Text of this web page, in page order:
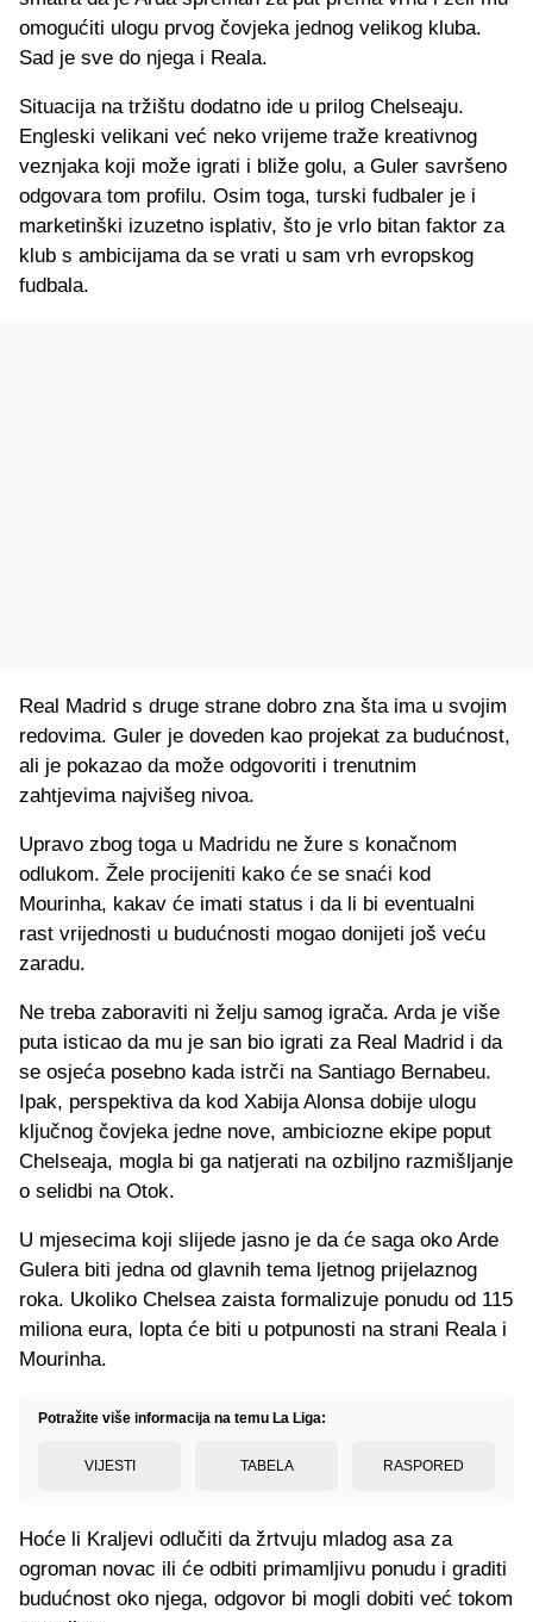
omogućiti ulogu prvog čovjeka jednog velikog kluba.
Sad je sve do njega i Reala.
Situacija na tržištu dodatno ide u prilog Chelseaju.
Engleski velikani već neko vrijeme traže kreativnog
veznjaka koji može igrati i bliže golu, a Guler savršeno
odgovara tom profilu. Osim toga, turski fudbaler je i
marketinški izuzetno isplativ, što je vrlo bitan faktor za
klub s ambicijama da se vrati u sam vrh evropskog
fudbala.
Real Madrid s druge strane dobro zna šta ima u svojim
redovima. Guler je doveden kao projekat za budućnost,
ali je pokazao da može odgovoriti i trenutnim
zahtjevima najvišeg nivoa.
Upravo zbog toga u Madridu ne žure s konačnom
odlukom. Žele procijeniti kako će se snaći kod
Mourinha, kakav će imati status i da li bi eventualni
rast vrijednosti u budućnosti mogao donijeti još veću
zaradu.
Ne treba zaboraviti ni želju samog igrača. Arda je više
puta isticao da mu je san bio igrati za Real Madrid i da
se osjeća posebno kada istrči na Santiago Bernabeu.
Ipak, perspektiva da kod Xabija Alonsa dobije ulogu
ključnog čovjeka jedne nove, ambiciozne ekipe poput
Chelseaja, mogla bi ga natjerati na ozbiljno razmišljanje
o selidbi na Otok.
U mjesecima koji slijede jasno je da će saga oko Arde
Gulera biti jedna od glavnih tema ljetnog prijelaznog
roka. Ukoliko Chelsea zaista formalizuje ponudu od 115
miliona eura, lopta će biti u potpunosti na strani Reala i
Mourinha.
Potražite više informacija na temu La Liga:
VIJESTI TABELA RASPORED
Hoće li Kraljevi odlučiti da žrtvuju mladog asa za
ogroman novac ili će odbiti primamljivu ponudu i graditi
budućnost oko njega, odgovor bi mogli dobiti već tokom